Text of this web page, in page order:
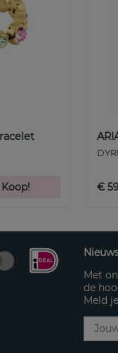
Koop! €
Met
de
Meld